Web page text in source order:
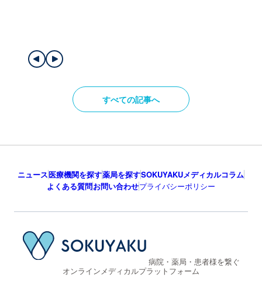
すべての記事へ
ニュース医療機関を探す薬局を探すSOKUYAKUメディカルコラム
よくある質問お問い合わせプライバシーポリシー
病院・薬局・患者様を繋ぐ
オンラインメディカルプラットフォーム